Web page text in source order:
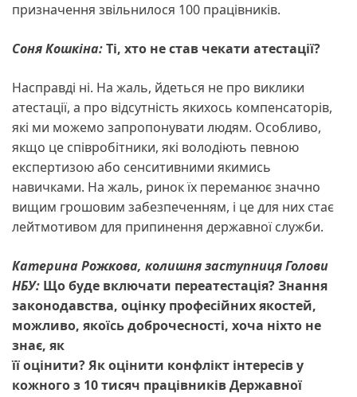
призначення звільнилося 100 працівників.
Соня Кошкіна:Ті, хто не став чекати атестації?
Насправді ні. На жаль, йдеться не про виклики
атестації, а про відсутність якихось компенсаторів,
які ми можемо запропонувати людям. Особливо,
якщо це співробітники, які володіють певною
експертизою або сенситивними якимись
навичками. На жаль, ринок їх переманює значно
вищим грошовим забезпеченням, і це для них стає
лейтмотивом для припинення державної служби.
Катерина Рожкова, колишня заступниця Голови
НБУ: Що буде включати переатестація? Знання
законодавства, оцінку професійних якостей,
можливо, якоїсь доброчесності, хоча ніхто не
знає, як
її оцінити? Як оцінити конфлікт інтересів у
кожного з 10 тисяч працівників Державної